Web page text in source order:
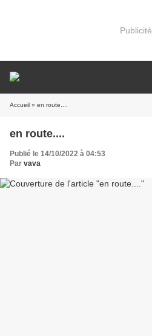
Publicité
Accueil » en route....
en route....
Publié le 14/10/2022 à 04:53
Par vava